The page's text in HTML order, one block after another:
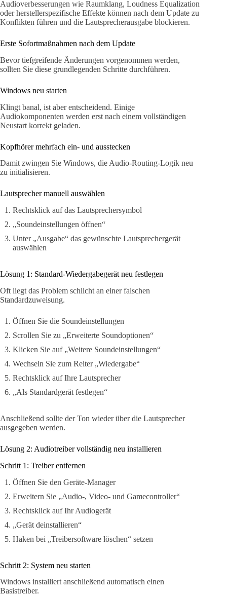
Audioverbesserungen wie Raumklang, Loudness Equalization
oder herstellerspezifische Effekte können nach dem Update zu
Konflikten führen und die Lautsprecherausgabe blockieren.
Erste Sofortmaßnahmen nach dem Update
Bevor tiefgreifende Änderungen vorgenommen werden,
sollten Sie diese grundlegenden Schritte durchführen.
Windows neu starten
Klingt banal, ist aber entscheidend. Einige
Audiokomponenten werden erst nach einem vollständigen
Neustart korrekt geladen.
Kopfhörer mehrfach ein- und ausstecken
Damit zwingen Sie Windows, die Audio-Routing-Logik neu
zu initialisieren.
Lautsprecher manuell auswählen
Rechtsklick auf das Lautsprechersymbol
„Soundeinstellungen öffnen“
Unter „Ausgabe“ das gewünschte Lautsprechergerät
auswählen
Lösung 1: Standard-Wiedergabegerät neu festlegen
Oft liegt das Problem schlicht an einer falschen
Standardzuweisung.
Öffnen Sie die Soundeinstellungen
Scrollen Sie zu „Erweiterte Soundoptionen“
Klicken Sie auf „Weitere Soundeinstellungen“
Wechseln Sie zum Reiter „Wiedergabe“
Rechtsklick auf Ihre Lautsprecher
„Als Standardgerät festlegen“
Anschließend sollte der Ton wieder über die Lautsprecher
ausgegeben werden.
Lösung 2: Audiotreiber vollständig neu installieren
Schritt 1: Treiber entfernen
Öffnen Sie den Geräte-Manager
Erweitern Sie „Audio-, Video- und Gamecontroller“
Rechtsklick auf Ihr Audiogerät
„Gerät deinstallieren“
Haken bei „Treibersoftware löschen“ setzen
Schritt 2: System neu starten
Windows installiert anschließend automatisch einen
Basistreiber.